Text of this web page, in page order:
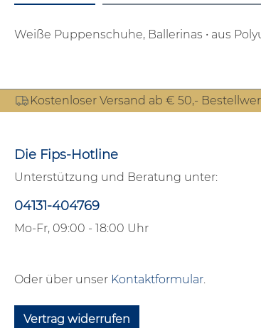
Weiße Puppenschuhe, Ballerinas • aus
Kostenloser Versand ab € 50,-
Die Fips-Hotline
Unterstützung und Beratung unter:
04131-404769
Mo-Fr, 09:00 - 18:00 Uhr
Oder über unser Kontaktformular.
Vertrag widerrufen